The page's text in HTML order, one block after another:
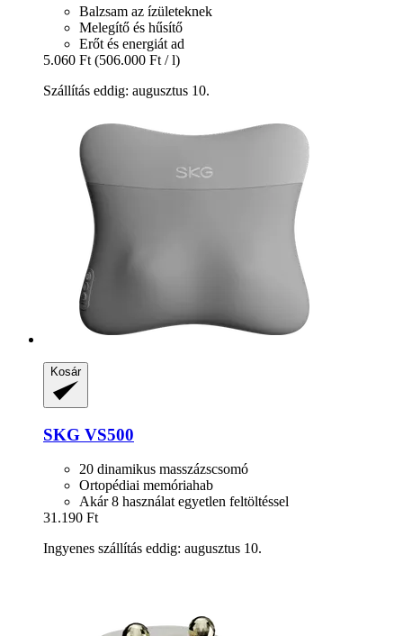
Balzsam az ízületeknek
Melegítő és hűsítő
Erőt és energiát ad
5.060 Ft (506.000 Ft / l)
Szállítás eddig: augusztus 10.
Kosár
SKG VS500
20 dinamikus masszázscsomó
Ortopédiai memóriahab
Akár 8 használat egyetlen feltöltéssel
31.190 Ft
Ingyenes szállítás eddig: augusztus 10.